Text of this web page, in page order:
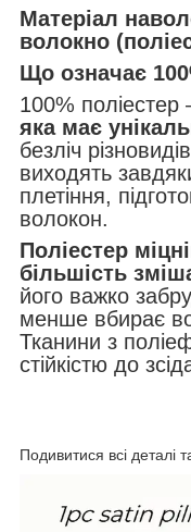
Матеріал
волокно
Що означає
100%
яка має
безліч
виходять
плетіння,
волокон.
Поліестер
більшість
його важко
менше вбирає
Тканини з
стійкістю до
Подивитися всі деталі